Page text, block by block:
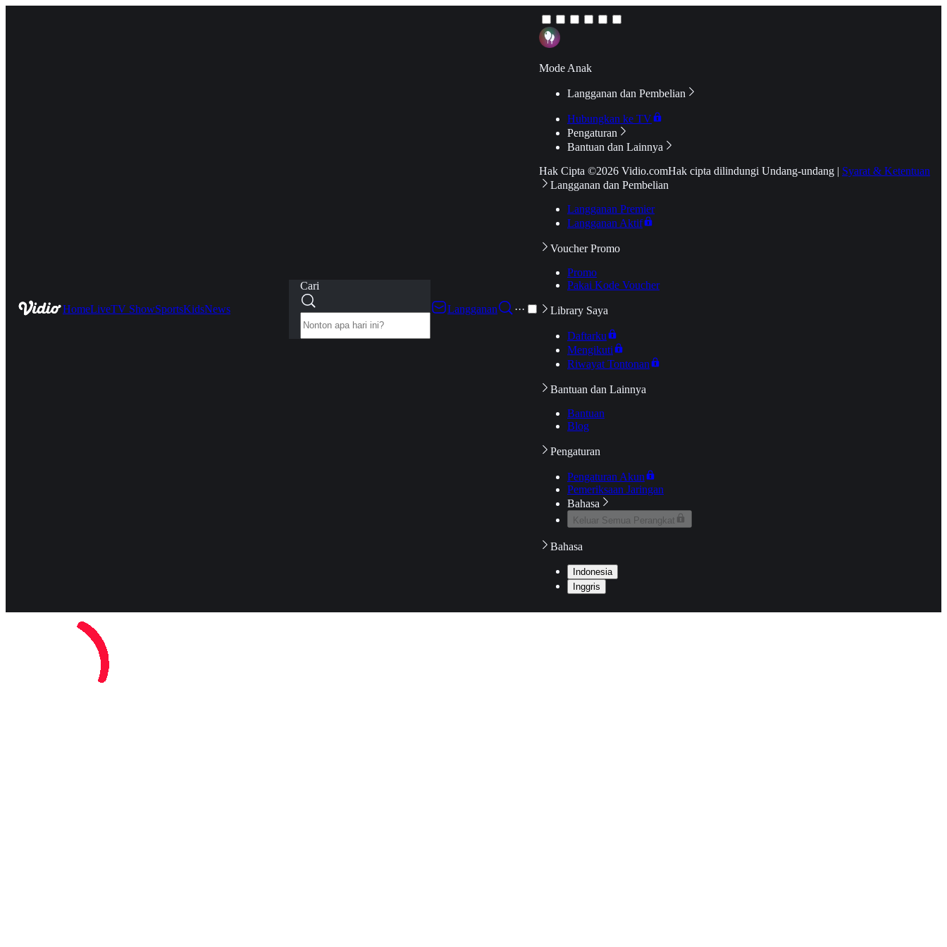
HomeLiveTV ShowSportsKidsNews
Cari
Langganan
···
Mode Anak
Langganan dan Pembelian
Hubungkan ke TV
Pengaturan
Bantuan dan Lainnya
Hak Cipta ©2026 Vidio.comHak cipta dilindungi Undang-undang | Syarat & Ketentuan
Langganan dan Pembelian
Langganan Premier
Langganan Aktif
Voucher Promo
Promo
Pakai Kode Voucher
Library Saya
Daftarku
Mengikuti
Riwayat Tontonan
Bantuan dan Lainnya
Bantuan
Blog
Pengaturan
Pengaturan Akun
Pemeriksaan Jaringan
Bahasa
Keluar Semua Perangkat
Bahasa
Indonesia
Inggris